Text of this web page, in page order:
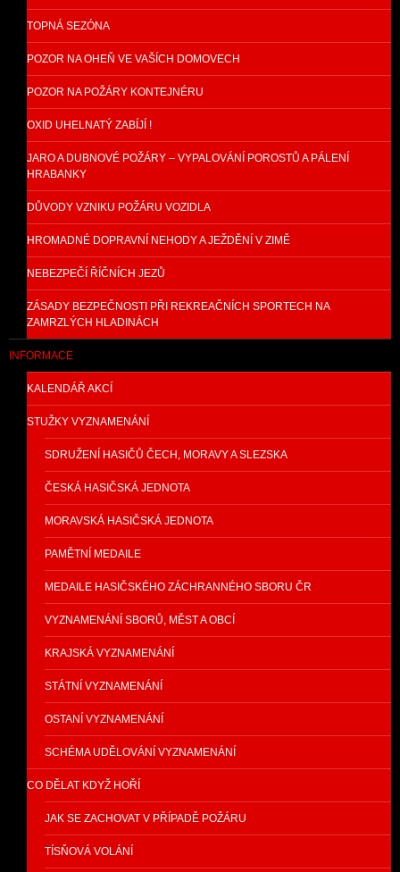
TOPNÁ SEZÓNA
POZOR NA OHEŇ VE VAŠÍCH DOMOVECH
POZOR NA POŽÁRY KONTEJNÉRU
OXID UHELNATÝ ZABÍJÍ !
JARO A DUBNOVÉ POŽÁRY – VYPALOVÁNÍ POROSTŮ A PÁLENÍ
HRABANKY
DŮVODY VZNIKU POŽÁRU VOZIDLA
HROMADNÉ DOPRAVNÍ NEHODY A JEŽDĚNÍ V ZIMĚ
NEBEZPEČÍ ŘÍČNÍCH JEZŮ
ZÁSADY BEZPEČNOSTI PŘI REKREAČNÍCH SPORTECH NA
ZAMRZLÝCH HLADINÁCH
INFORMACE
KALENDÁŘ AKCÍ
STUŽKY VYZNAMENÁNÍ
SDRUŽENÍ HASIČŮ ČECH, MORAVY A SLEZSKA
ČESKÁ HASIČSKÁ JEDNOTA
MORAVSKÁ HASIČSKÁ JEDNOTA
PAMĚTNÍ MEDAILE
MEDAILE HASIČSKÉHO ZÁCHRANNÉHO SBORU ČR
VYZNAMENÁNÍ SBORŮ, MĚST A OBCÍ
KRAJSKÁ VYZNAMENÁNÍ
STÁTNÍ VYZNAMENÁNÍ
OSTANÍ VYZNAMENÁNÍ
SCHÉMA UDĚLOVÁNÍ VYZNAMENÁNÍ
CO DĚLAT KDYŽ HOŘÍ
JAK SE ZACHOVAT V PŘÍPADĚ POŽÁRU
TÍSŇOVÁ VOLÁNÍ